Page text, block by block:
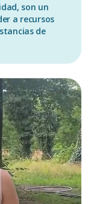
son un
a recursos
de